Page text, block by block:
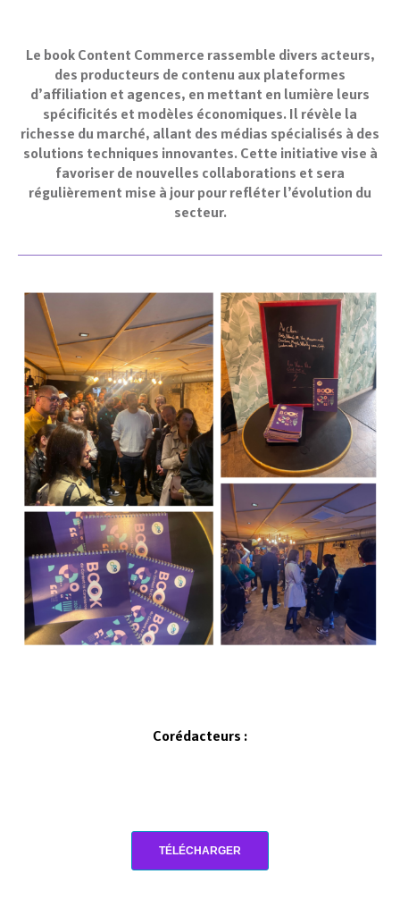
Le book Content Commerce rassemble divers acteurs,
des producteurs de contenu aux plateformes
d’affiliation et agences, en mettant en lumière leurs
spécificités et modèles économiques. Il révèle la
richesse du marché, allant des médias spécialisés à des
solutions techniques innovantes. Cette initiative vise à
favoriser de nouvelles collaborations et sera
régulièrement mise à jour pour refléter l’évolution du
secteur.
Corédacteurs :
TÉLÉCHARGER